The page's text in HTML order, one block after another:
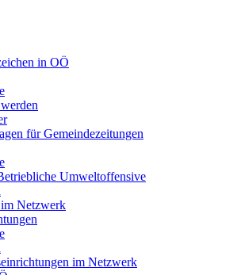
in OÖ
für Gemeindezeitungen
Umweltoffensive
Netzwerk
im Netzwerk